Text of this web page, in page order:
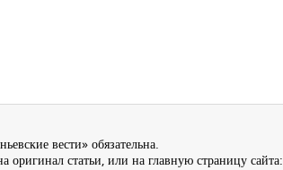
вести» обязательна.
оригинал статьи, или на главную страницу сайта: